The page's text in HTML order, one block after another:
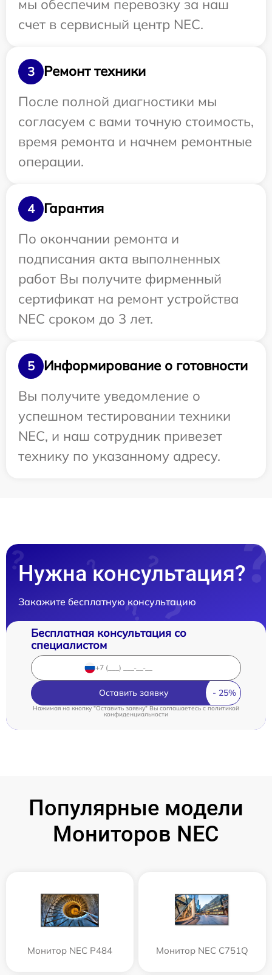
мы обеспечим перевозку за наш
счет в сервисный центр NEC.
3
Ремонт техники
После полной диагностики мы
согласуем с вами точную стоимость,
время ремонта и начнем ремонтные
операции.
4
Гарантия
По окончании ремонта и
подписания акта выполненных
работ Вы получите фирменный
сертификат на ремонт устройства
NEC сроком до 3 лет.
5
Информирование о готовности
Вы получите уведомление о
успешном тестировании техники
NEC, и наш сотрудник привезет
технику по указанному адресу.
Нужна консультация?
Закажите бесплатную консультацию
Бесплатная консультация со
специалистом
Оставить заявку
Нажимая на кнопку "Оставить заявку" Вы соглашаетесь cполитикой
конфиденциальности
Популярные модели
Мониторов NEC
Монитор NEC P484 Монитор NEC C751Q